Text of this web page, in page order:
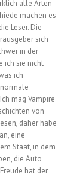
alle Arten
machen es
Leser. Die
sich
in der
ich sie nicht
ich
mag Vampire
von
daher habe
eine
Staat, in dem
die Auto
hat der